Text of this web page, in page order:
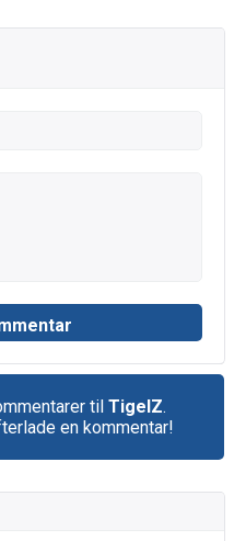
til TigelZ.
en kommentar!